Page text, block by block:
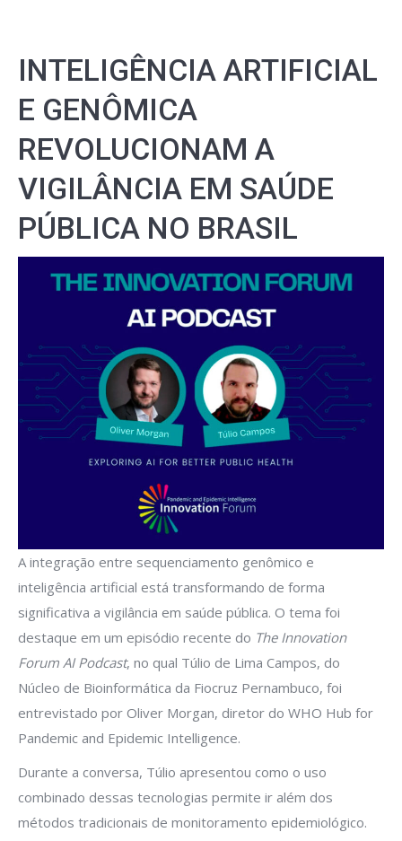
INTELIGÊNCIA ARTIFICIAL
E GENÔMICA
REVOLUCIONAM A
VIGILÂNCIA EM SAÚDE
PÚBLICA NO BRASIL
A integração entre sequenciamento genômico e
inteligência artificial está transformando de forma
significativa a vigilância em saúde pública. O tema foi
destaque em um episódio recente do The Innovation
Forum AI Podcast, no qual Túlio de Lima Campos, do
Núcleo de Bioinformática da Fiocruz Pernambuco, foi
entrevistado por Oliver Morgan, diretor do WHO Hub for
Pandemic and Epidemic Intelligence.
Durante a conversa, Túlio apresentou como o uso
combinado dessas tecnologias permite ir além dos
métodos tradicionais de monitoramento epidemiológico.